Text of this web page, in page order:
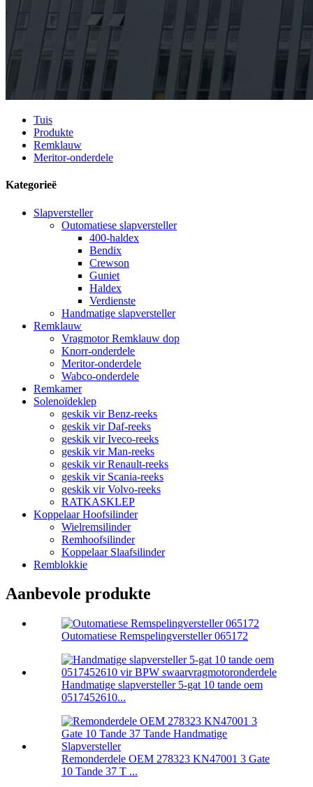
Tuis
Produkte
Remklauw
Meritor-onderdele
Kategorieë
Slapversteller
Outomatiese slapversteller
400-haldex
Bendix
Crewson
Guniet
Haldex
Verdienste
Handmatige slapversteller
Remklauw
Vragmotor Remklauw dop
Knorr-onderdele
Meritor-onderdele
Wabco-onderdele
Remkamer
Solenoïdeklep
geskik vir Benz-reeks
geskik vir Daf-reeks
geskik vir Iveco-reeks
geskik vir Man-reeks
geskik vir Renault-reeks
geskik vir Scania-reeks
geskik vir Volvo-reeks
RATKASKLEP
Koppelaar Hoofsilinder
Wielremsilinder
Remhoofsilinder
Koppelaar Slaafsilinder
Remblokkie
Aanbevole produkte
Outomatiese Remspelingversteller 065172
Handmatige slapversteller 5-gat 10 tande oem
0517452610...
Remonderdele OEM 278323 KN47001 3 Gate
10 Tande 37 T ...